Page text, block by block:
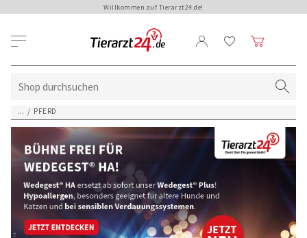
Willkommen auf Tierarzt24.de!
... / PFERD